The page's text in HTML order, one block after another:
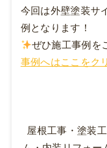
今回は外壁塗装サ
例となります！
ぜひ施工事
事例へはここをク
屋根工事・塗装